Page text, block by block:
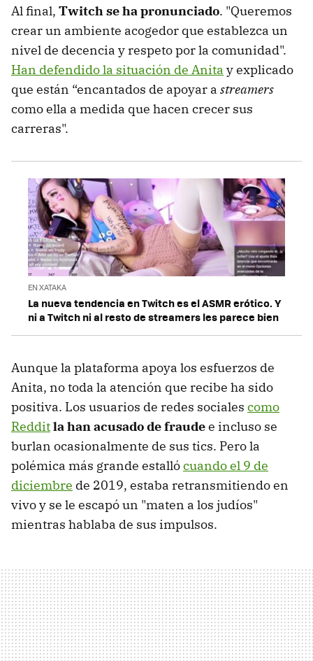
Al final, Twitch se ha pronunciado. "Queremos
crear un ambiente acogedor que establezca un
nivel de decencia y respeto por la comunidad".
Han defendido la situación de Anita y explicado
que están “encantados de apoyar a streamers
como ella a medida que hacen crecer sus
carreras".
EN XATAKA
La nueva tendencia en Twitch es el ASMR erótico. Y
ni a Twitch ni al resto de streamers les parece bien
Aunque la plataforma apoya los esfuerzos de
Anita, no toda la atención que recibe ha sido
positiva. Los usuarios de redes sociales como
Redditla han acusado de fraudee incluso se
burlan ocasionalmente de sus tics. Pero la
polémica más grande estallócuando el 9 de
diciembre de 2019, estaba retransmitiendo en
vivo y se le escapó un "maten a los judíos"
mientras hablaba de sus impulsos.